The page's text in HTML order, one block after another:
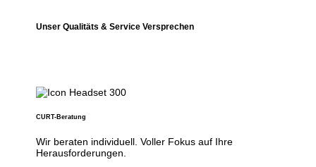
Unser Qualitäts & Service Versprechen
CURT-Beratung
Wir beraten individuell. Voller Fokus auf Ihre
Herausforderungen.